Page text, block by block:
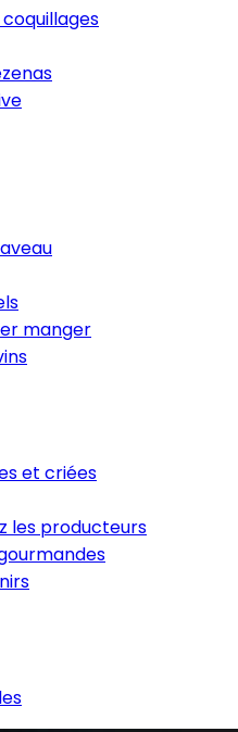
manger
et criées
les producteurs